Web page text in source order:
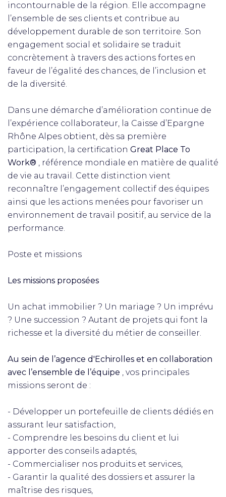
incontournable de la région. Elle accompagne
l’ensemble de ses clients et contribue au
développement durable de son territoire. Son
engagement social et solidaire se traduit
concrètement à travers des actions fortes en
faveur de l’égalité des chances, de l’inclusion et
de la diversité.
Dans une démarche d’amélioration continue de
l’expérience collaborateur, la Caisse d’Epargne
Rhône Alpes obtient, dès sa première
participation, la certification Great Place To
Work® , référence mondiale en matière de qualité
de vie au travail. Cette distinction vient
reconnaître l’engagement collectif des équipes
ainsi que les actions menées pour favoriser un
environnement de travail positif, au service de la
performance.
Poste et missions
Les missions proposées
Un achat immobilier ? Un mariage ? Un imprévu
? Une succession ? Autant de projets qui font la
richesse et la diversité du métier de conseiller.
Au sein de l’agence d'Echirolles et en collaboration
avec l’ensemble de l’équipe , vos principales
missions seront de :
- Développer un portefeuille de clients dédiés en
assurant leur satisfaction,
- Comprendre les besoins du client et lui
apporter des conseils adaptés,
- Commercialiser nos produits et services,
- Garantir la qualité des dossiers et assurer la
maîtrise des risques,